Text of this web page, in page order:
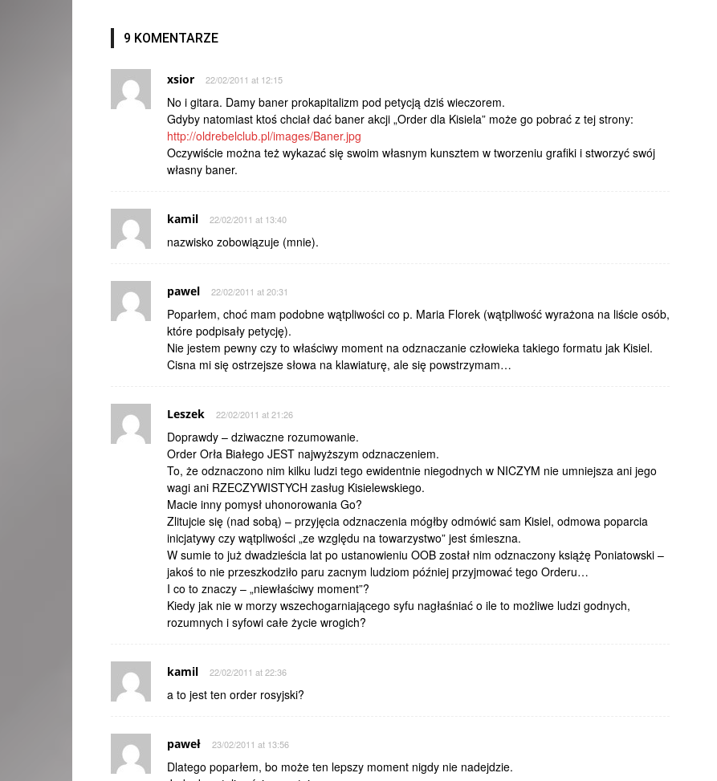
9 KOMENTARZE
xsior 22/02/2011 at 12:15
No i gitara. Damy baner prokapitalizm pod petycją dziś wieczorem.
Gdyby natomiast ktoś chciał dać baner akcji „Order dla Kisiela” może go pobrać z tej strony:
http://oldrebelclub.pl/images/Baner.jpg
Oczywiście można też wykazać się swoim własnym kunsztem w tworzeniu grafiki i stworzyć swój
własny baner.
kamil 22/02/2011 at 13:40
nazwisko zobowiązuje (mnie).
pawel 22/02/2011 at 20:31
Poparłem, choć mam podobne wątpliwości co p. Maria Florek (wątpliwość wyrażona na liście osób,
które podpisały petycję).
Nie jestem pewny czy to właściwy moment na odznaczanie człowieka takiego formatu jak Kisiel.
Cisna mi się ostrzejsze słowa na klawiaturę, ale się powstrzymam…
Leszek 22/02/2011 at 21:26
Doprawdy – dziwaczne rozumowanie.
Order Orła Białego JEST najwyższym odznaczeniem.
To, że odznaczono nim kilku ludzi tego ewidentnie niegodnych w NICZYM nie umniejsza ani jego
wagi ani RZECZYWISTYCH zasług Kisielewskiego.
Macie inny pomysł uhonorowania Go?
Zlitujcie się (nad sobą) – przyjęcia odznaczenia mógłby odmówić sam Kisiel, odmowa poparcia
inicjatywy czy wątpliwości „ze względu na towarzystwo” jest śmieszna.
W sumie to już dwadzieścia lat po ustanowieniu OOB został nim odznaczony książę Poniatowski –
jakoś to nie przeszkodziło paru zacnym ludziom później przyjmować tego Orderu…
I co to znaczy – „niewłaściwy moment”?
Kiedy jak nie w morzy wszechogarniającego syfu nagłaśniać o ile to możliwe ludzi godnych,
rozumnych i syfowi całe życie wrogich?
kamil 22/02/2011 at 22:36
a to jest ten order rosyjski?
paweł 23/02/2011 at 13:56
Dlatego poparłem, bo może ten lepszy moment nigdy nie nadejdzie.